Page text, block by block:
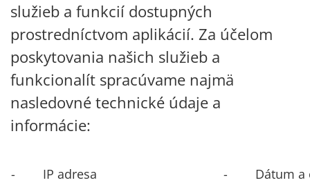
služieb a funkcií dostupných
prostredníctvom aplikácií. Za účelom
poskytovania našich služieb a
funkcionalít spracúvame najmä
nasledovné technické údaje a
informácie:
- IP adresa
- Dátum a